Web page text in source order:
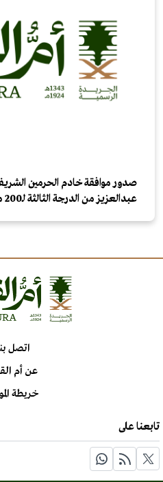
صدور موافقة خادم الحرمين
عبدالعزيز من الدرجة الثالثة لـ200 مواطن ومواطنة
اتصل
عن أم
خريطة
تابعنا على